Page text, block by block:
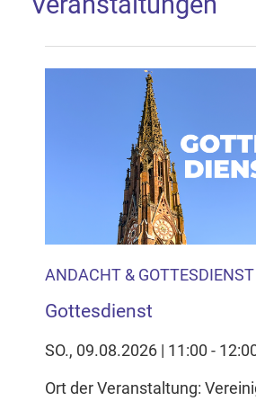
Google Map laden
Mit dem Laden der Karte
Anwendung Google Maps beim
Inhalten Cookies auf Ihrem Gerät
Reichweitenmessung und
zur Datenschutzerklärung
Hier können Sie Ihre
Einstellungen anpassen
ANDACHT & GOTTESDIENST
Gottesdienst
SO., 09.08.2026 | 11:00 -
Ort der Veranstaltung: